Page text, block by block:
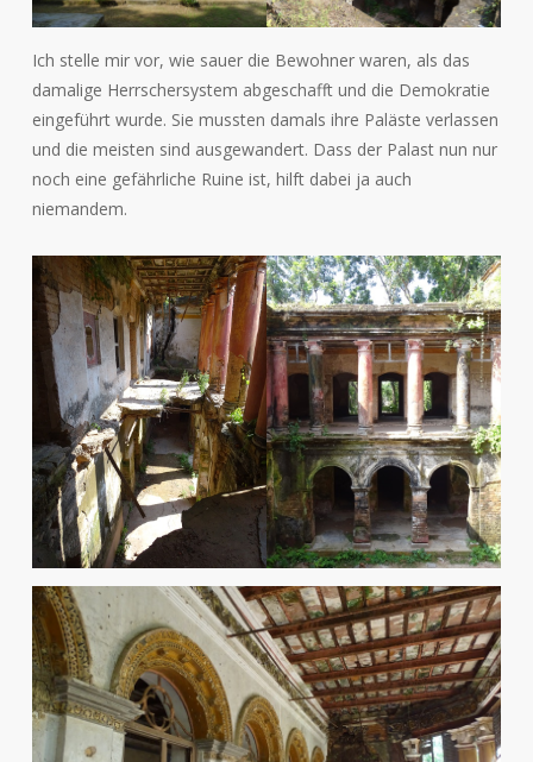
Ich stelle mir vor, wie sauer die Bewohner waren, als das
damalige Herrschersystem abgeschafft und die Demokratie
eingeführt wurde. Sie mussten damals ihre Paläste verlassen
und die meisten sind ausgewandert. Dass der Palast nun nur
noch eine gefährliche Ruine ist, hilft dabei ja auch
niemandem.